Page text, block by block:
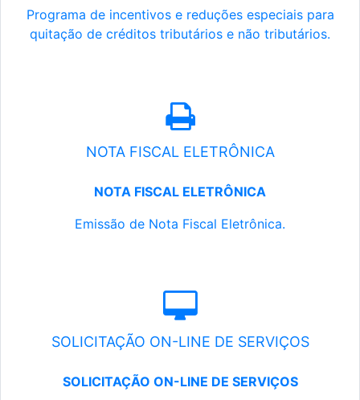
Programa de incentivos e reduções especiais para
quitação de créditos tributários e não tributários.
NOTA FISCAL ELETRÔNICA
NOTA FISCAL ELETRÔNICA
Emissão de Nota Fiscal Eletrônica.
SOLICITAÇÃO ON-LINE DE SERVIÇOS
SOLICITAÇÃO ON-LINE DE SERVIÇOS